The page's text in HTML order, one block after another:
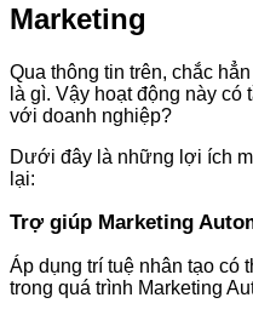
Marketing
Qua thông tin trên, chắc
là gì. Vậy hoạt động này
với doanh nghiệp?
Dưới đây là những lợi ích
lại:
Trợ giúp Marketing
Áp dụng trí tuệ nhân tạo có
trong quá trình Marketing